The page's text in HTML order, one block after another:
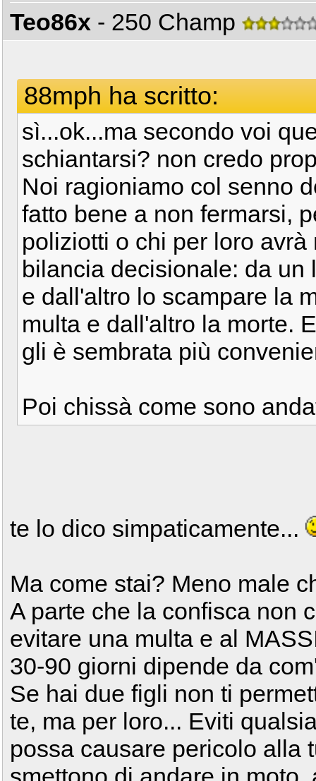
Teo86x - 250 Champ
88mph ha scritto:
sì...ok...ma secondo voi
schiantarsi? non credo
Noi ragioniamo col senno
fatto bene a non fermarsi,
poliziotti o chi per loro
bilancia decisionale: da un
e dall'altro lo scampare la
multa e dall'altro la morte.
gli è sembrata più
Poi chissà come sono
te lo dico simpaticamente...
Ma come stai? Meno male
A parte che la confisca non
evitare una multa e al
30-90 giorni dipende da
Se hai due figli non ti
te, ma per loro... Eviti
possa causare pericolo alla